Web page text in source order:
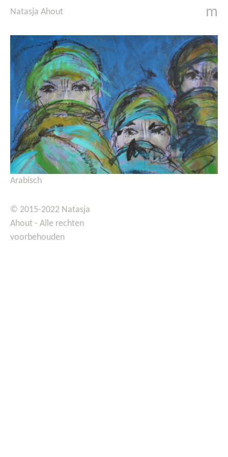
Natasja Ahout m
Arabisch
© 2015-2022 Natasja
Ahout - Alle rechten
voorbehouden